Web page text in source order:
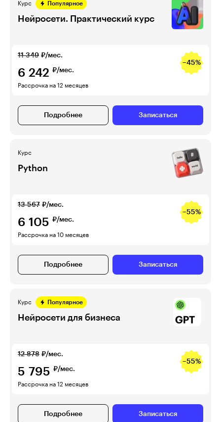
Курс Популярное
Нейросети. Практический курс
11 349 ₽/мес.
−45%
6 242 ₽/мес.
Рассрочка на 12 месяцев
Подробнее Записаться
Курс
Python
13 567 ₽/мес.
−55%
6 105 ₽/мес.
Рассрочка на 10 месяцев
Подробнее Записаться
Курс Популярное
Нейросети для бизнеса
12 878 ₽/мес.
−55%
5 795 ₽/мес.
Рассрочка на 12 месяцев
Подробнее Записаться